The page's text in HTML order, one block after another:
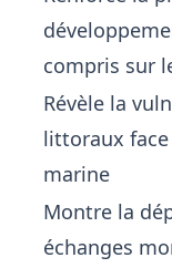
compris sur
Révèle la
littoraux
marine
Montre la
échanges